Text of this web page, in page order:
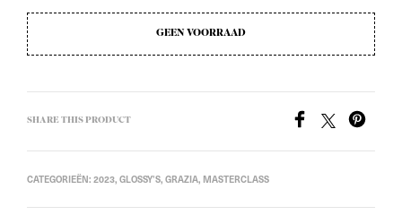
GEEN VOORRAAD
SHARE THIS PRODUCT
CATEGORIEËN: 2023, GLOSSY'S, GRAZIA, MASTERCLASS